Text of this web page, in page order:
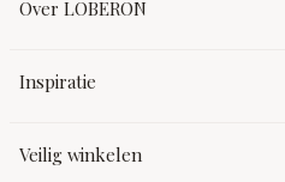
Over LOBERON
Inspiratie
Veilig winkelen